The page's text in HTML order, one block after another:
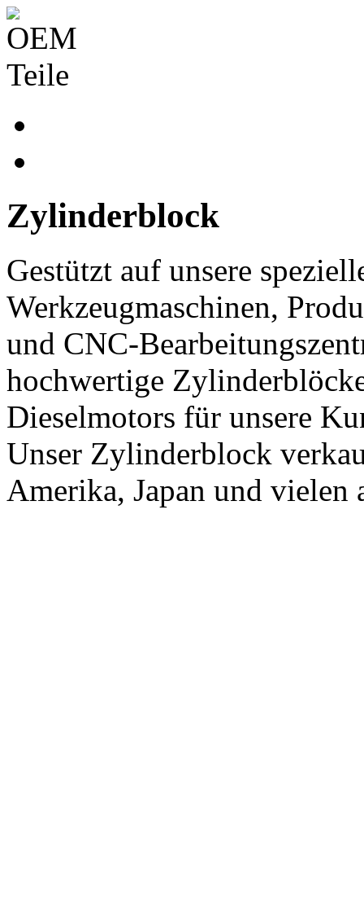
Zylinderblock
Gestützt auf unsere
Werkzeugmaschinen,
und CNC-
hochwertige
Dieselmotors für unsere
Unser Zylinderblock
Amerika, Japan und vielen